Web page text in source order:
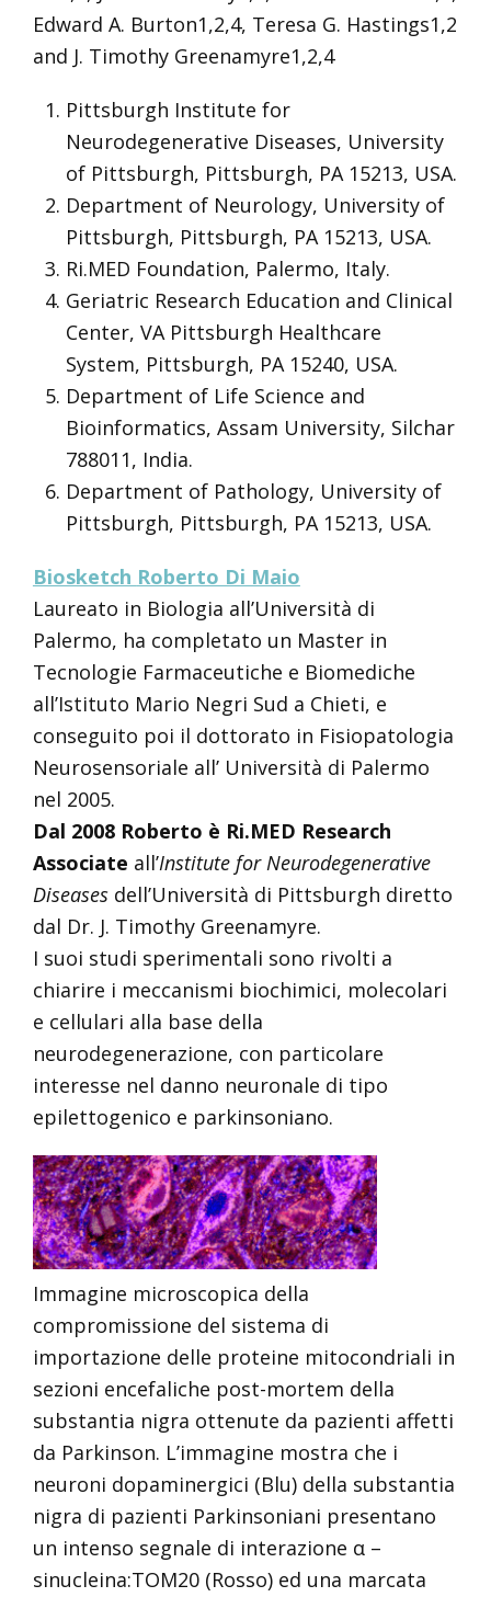
Edward A. Burton1,2,4, Teresa G. Hastings1,2
and J. Timothy Greenamyre1,2,4
Pittsburgh Institute for
Neurodegenerative Diseases, University
of Pittsburgh, Pittsburgh, PA 15213, USA.
Department of Neurology, University of
Pittsburgh, Pittsburgh, PA 15213, USA.
Ri.MED Foundation, Palermo, Italy.
Geriatric Research Education and Clinical
Center, VA Pittsburgh Healthcare
System, Pittsburgh, PA 15240, USA.
Department of Life Science and
Bioinformatics, Assam University, Silchar
788011, India.
Department of Pathology, University of
Pittsburgh, Pittsburgh, PA 15213, USA.
Biosketch Roberto Di Maio
Laureato in Biologia all’Università di
Palermo, ha completato un Master in
Tecnologie Farmaceutiche e Biomediche
all’Istituto Mario Negri Sud a Chieti, e
conseguito poi il dottorato in Fisiopatologia
Neurosensoriale all’ Università di Palermo
nel 2005.
Dal 2008 Roberto è Ri.MED Research
Associate all’Institute for Neurodegenerative
Diseases dell’Università di Pittsburgh diretto
dal Dr. J. Timothy Greenamyre.
I suoi studi sperimentali sono rivolti a
chiarire i meccanismi biochimici, molecolari
e cellulari alla base della
neurodegenerazione, con particolare
interesse nel danno neuronale di tipo
epilettogenico e parkinsoniano.
Immagine microscopica della
compromissione del sistema di
importazione delle proteine mitocondriali in
sezioni encefaliche post-mortem della
substantia nigra ottenute da pazienti affetti
da Parkinson. L’immagine mostra che i
neuroni dopaminergici (Blu) della substantia
nigra di pazienti Parkinsoniani presentano
un intenso segnale di interazione α –
sinucleina:TOM20 (Rosso) ed una marcata